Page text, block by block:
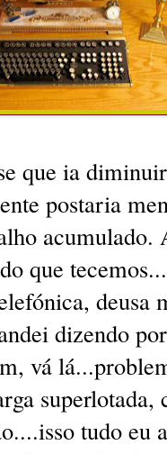
que ia
postaria
acumulado.
que tecemos...
deusa
dizendo
vá
superlotada,
tudo eu